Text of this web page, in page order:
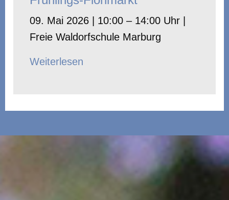
09. Mai 2026 | 10:00 – 14:00 Uhr |
Freie Waldorfschule Marburg
Weiterlesen